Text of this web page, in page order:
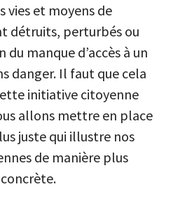
vies et moyens de
détruits, perturbés ou
du manque d’accès à un
danger. Il faut que cela
initiative citoyenne
allons mettre en place
juste qui illustre nos
de manière plus